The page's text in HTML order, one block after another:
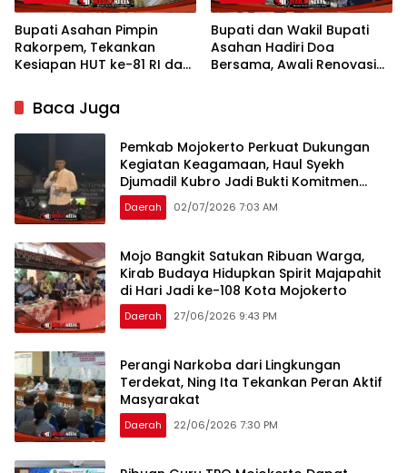
Bupati Asahan Pimpin
Rakorpem, Tekankan
Kesiapan HUT ke-81 RI dan
Prioritas 2027
Bupati dan Wakil Bupati
Asahan Hadiri Doa
Bersama, Awali Renovasi
Baca Juga
Pemkab Mojokerto Perkuat Dukungan
Kegiatan Keagamaan, Haul Syekh
Djumadil Kubro Jadi Bukti Komitmen
Pemda
Daerah 02/07/2026 7:03 AM
Mojo Bangkit Satukan Ribuan Warga,
Kirab Budaya Hidupkan Spirit Majapahit
di Hari Jadi ke-108 Kota Mojokerto
Daerah 27/06/2026 9:43 PM
Perangi Narkoba dari Lingkungan
Terdekat, Ning Ita Tekankan Peran Aktif
Masyarakat
Daerah 22/06/2026 7:30 PM